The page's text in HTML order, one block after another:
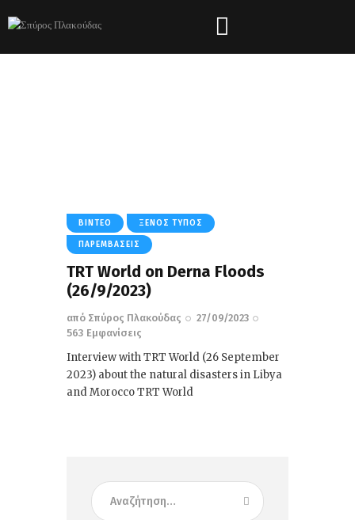
ΒΊΝΤΕΟ ΞΈΝΟΣ ΤΎΠΟΣ
ΠΑΡΕΜΒΆΣΕΙΣ
TRT World on Derna Floods
(26/9/2023)
από Σπύρος Πλακούδας
27/09/2023
563 Εμφανίσεις
Interview with TRT World (26 September
2023) about the natural disasters in Libya
and Morocco TRT World